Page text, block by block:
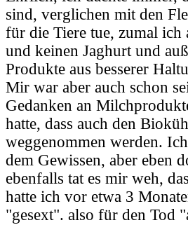
sind, verglichen mit den
für die Tiere tue, zumal ich
und keinen Jaghurt und
Produkte aus besserer
Mir war aber auch schon
Gedanken an
hatte, dass auch den
weggenommen werden.
dem Gewissen, aber eben
ebenfalls tat es mir weh,
hatte ich vor etwa 3
"gesext". also für den Tod